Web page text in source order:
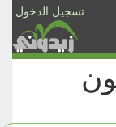
تسجيل الدخول
الأخبار
والمشاركات